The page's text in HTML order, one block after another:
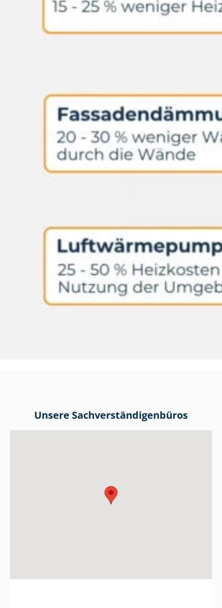
Unsere Sach­ver­stän­di­gen­bü­ros